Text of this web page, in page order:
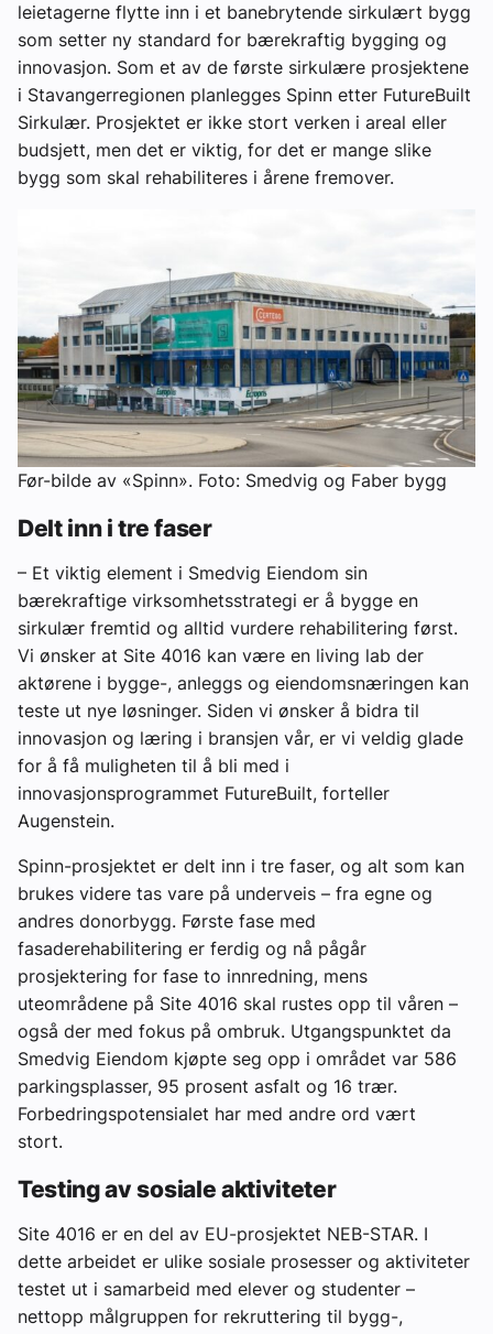
leietagerne flytte inn i et banebrytende sirkulært bygg
som setter ny standard for bærekraftig bygging og
innovasjon. Som et av de første sirkulære prosjektene
i Stavangerregionen planlegges Spinn etter FutureBuilt
Sirkulær. Prosjektet er ikke stort verken i areal eller
budsjett, men det er viktig, for det er mange slike
bygg som skal rehabiliteres i årene fremover.
Før-bilde av «Spinn». Foto: Smedvig og Faber bygg
Delt inn i tre faser
– Et viktig element i Smedvig Eiendom sin
bærekraftige virksomhetsstrategi er å bygge en
sirkulær fremtid og alltid vurdere rehabilitering først.
Vi ønsker at Site 4016 kan være en living lab der
aktørene i bygge-, anleggs og eiendomsnæringen kan
teste ut nye løsninger. Siden vi ønsker å bidra til
innovasjon og læring i bransjen vår, er vi veldig glade
for å få muligheten til å bli med i
innovasjonsprogrammet FutureBuilt, forteller
Augenstein.
Spinn-prosjektet er delt inn i tre faser, og alt som kan
brukes videre tas vare på underveis – fra egne og
andres donorbygg. Første fase med
fasaderehabilitering er ferdig og nå pågår
prosjektering for fase to innredning, mens
uteområdene på Site 4016 skal rustes opp til våren –
også der med fokus på ombruk. Utgangspunktet da
Smedvig Eiendom kjøpte seg opp i området var 586
parkingsplasser, 95 prosent asfalt og 16 trær.
Forbedringspotensialet har med andre ord vært
stort.
Testing av sosiale aktiviteter
Site 4016 er en del av EU-prosjektet NEB-STAR. I
dette arbeidet er ulike sosiale prosesser og aktiviteter
testet ut i samarbeid med elever og studenter –
nettopp målgruppen for rekruttering til bygg-,